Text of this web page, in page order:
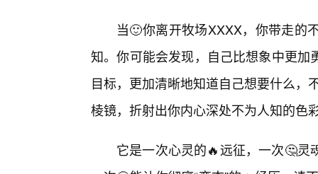
当🙂你离开牧场XXXX，你带走的
知。你可能会发现，自己比想象中更
目标，更加清晰地知道自己想要什么，
棱镜，折射出你内心深处不为人知的色
它是一次心灵的🔥远征，一次🤔